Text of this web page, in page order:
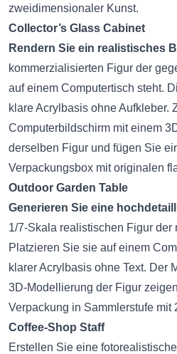
zweidimensionaler Kunst.
Collector’s Glass Cabinet
Rendern Sie ein realistisches
kommerzialisierten Figur der
auf einem Computertisch steht.
klare Acrylbasis ohne Aufkleber.
Computerbildschirm mit einem
derselben Figur und fügen Sie
Verpackungsbox mit originalen
Outdoor Garden Table
Generieren Sie eine
1/7-Skala realistischen Figur der
Platzieren Sie sie auf einem
klarer Acrylbasis ohne Text. Der
3D-Modellierung der Figur
Verpackung in Sammlerstufe mit
Coffee-Shop Staff
Erstellen Sie eine